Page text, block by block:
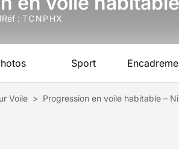
Réf : TCNPHX
Sport
Voile > Progression en voile habitable –